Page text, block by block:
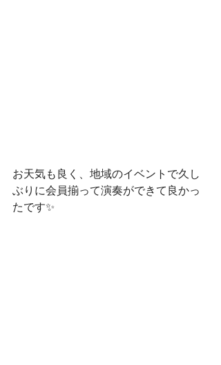
お天気も良く、地域のイベントで久し
ぶりに会員揃って演奏ができて良かっ
たです✨